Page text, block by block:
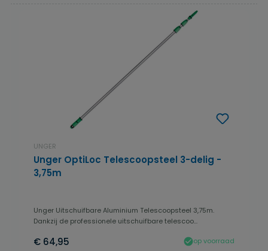
UNGER
Unger OptiLoc Telescoopsteel 3-delig -
3,75m
Unger Uitschuifbare Aluminium Telescoopsteel 3,75m.
Dankzij de professionele uitschuifbare telescoo...
€ 64,95 op voorraad